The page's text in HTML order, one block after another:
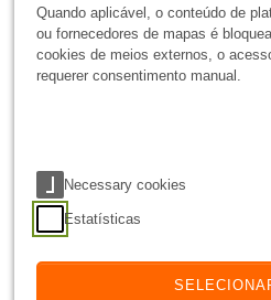
ÚLTIMA ATUALIZAÇÃO09 Dec 25
O que é a Google
fundamental para o SEO
Quando aplicável, o conteúdo de
ou fornecedores de mapas é
cookies de meios externos, o
requerer consentimento manual.
Necessary cookies
Estatísticas